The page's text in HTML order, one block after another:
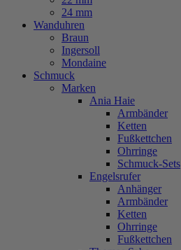
24 mm
Wanduhren
Braun
Ingersoll
Mondaine
Schmuck
Marken
Ania Haie
Armbänder
Ketten
Fußkettchen
Ohrringe
Schmuck-Sets
Engelsrufer
Anhänger
Armbänder
Ketten
Ohrringe
Fußkettchen